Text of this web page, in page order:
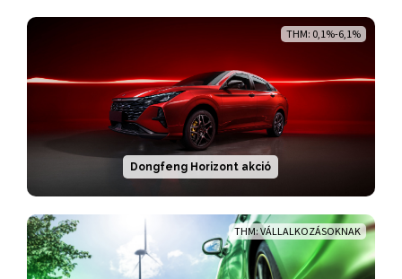
THM: 0,1%-6,1%
Dongfeng Horizont akció
THM: VÁLLALKOZÁSOKNAK